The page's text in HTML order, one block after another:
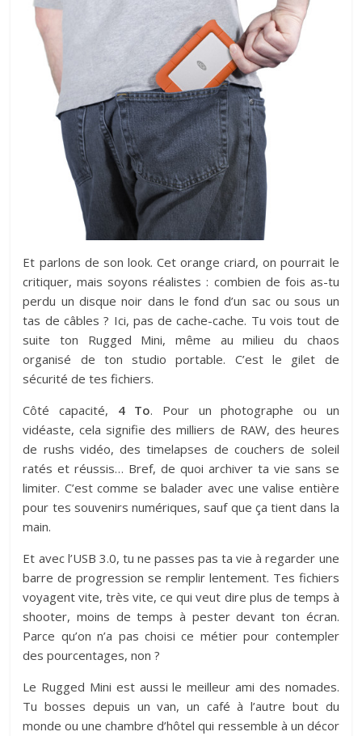
Et parlons de son look. Cet orange criard, on pourrait le
critiquer, mais soyons réalistes : combien de fois as-tu
perdu un disque noir dans le fond d’un sac ou sous un
tas de câbles ? Ici, pas de cache-cache. Tu vois tout de
suite ton Rugged Mini, même au milieu du chaos
organisé de ton studio portable. C’est le gilet de
sécurité de tes fichiers.
Côté capacité, 4 To. Pour un photographe ou un
vidéaste, cela signifie des milliers de RAW, des heures
de rushs vidéo, des timelapses de couchers de soleil
ratés et réussis… Bref, de quoi archiver ta vie sans se
limiter. C’est comme se balader avec une valise entière
pour tes souvenirs numériques, sauf que ça tient dans la
main.
Et avec l’USB 3.0, tu ne passes pas ta vie à regarder une
barre de progression se remplir lentement. Tes fichiers
voyagent vite, très vite, ce qui veut dire plus de temps à
shooter, moins de temps à pester devant ton écran.
Parce qu’on n’a pas choisi ce métier pour contempler
des pourcentages, non ?
Le Rugged Mini est aussi le meilleur ami des nomades.
Tu bosses depuis un van, un café à l’autre bout du
monde ou une chambre d’hôtel qui ressemble à un décor